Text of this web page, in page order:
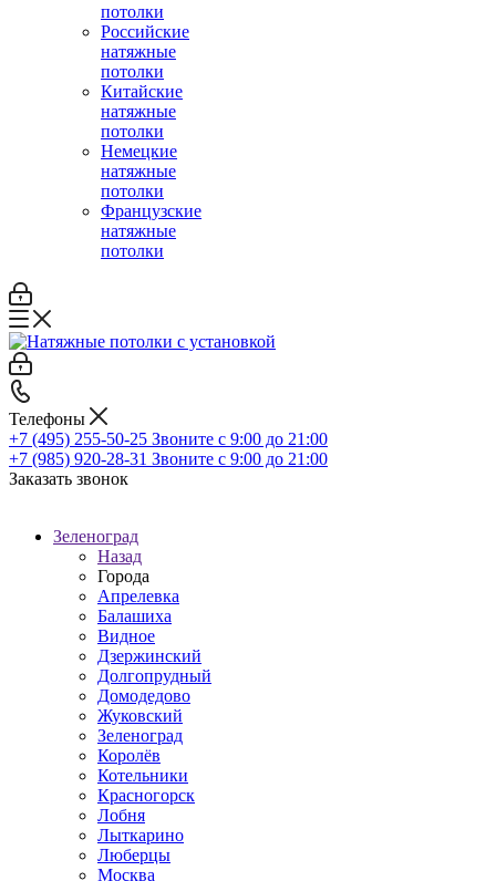
потолки
Российские
натяжные
потолки
Китайские
натяжные
потолки
Немецкие
натяжные
потолки
Французские
натяжные
потолки
Телефоны
+7 (495) 255-50-25 Звоните с 9:00 до 21:00
+7 (985) 920-28-31 Звоните с 9:00 до 21:00
Заказать звонок
Зеленоград
Назад
Города
Апрелевка
Балашиха
Видное
Дзержинский
Долгопрудный
Домодедово
Жуковский
Зеленоград
Королёв
Котельники
Красногорск
Лобня
Лыткарино
Люберцы
Москва